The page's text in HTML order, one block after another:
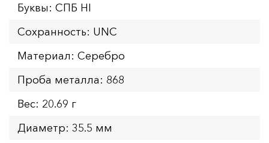
Буквы: СПБ НI
Сохранность: UNC
Материал: Серебро
Проба металла: 868
Вес: 20.69 г
Диаметр: 35.5 мм